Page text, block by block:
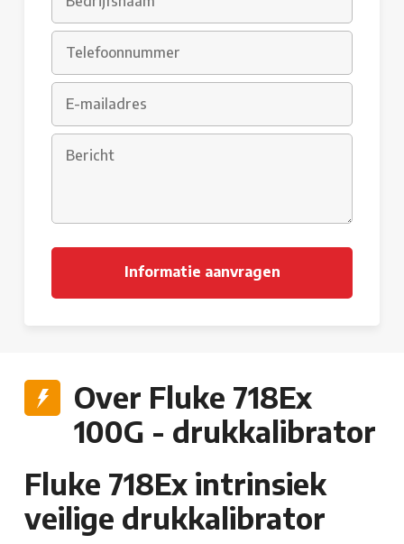
Over Fluke 718Ex
100G - drukkalibrator
Fluke 718Ex intrinsiek
veilige drukkalibrator